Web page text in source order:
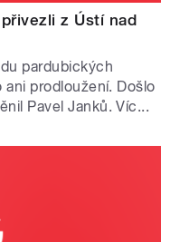
z Ústí nad
pardubických
prodloužení. Došlo
Pavel Janků. Víc...